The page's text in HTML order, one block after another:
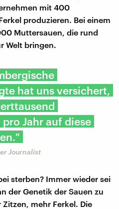
mit 400
produzieren. Bei einem
Muttersauen, die rund
Welt bringen.
hat uns versichert,
Jahr auf diese
Journalist
sterben? Immer wieder sei
der Genetik der Sauen zu
mehr Ferkel. Die